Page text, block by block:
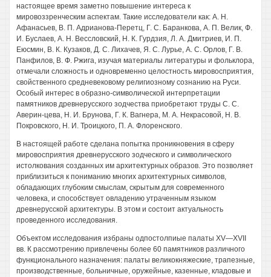
настоящее время заметно повышение интереса к
мировоззренческим аспектам. Такие исследователи как: А. Н.
Афанасьев, В. П. Адрианова-Перетц, Г. С. Баранкова, А. П. Велик, Ф.
И. Буслаев, А. Н. Вессловский, Н. К. Гурдзия, Л. А. Дмитриев, И. П.
Еюсмин, В. К. Кузаков, Д. С. Лихачев, Я. С. Лурье, А. С. Орлов, Г. В.
Панфилов, В. Ф. Ржига, изучая материалы литературы и фольклора,
отмечали сложность и одновременно целостность мировосприятия,
свойственного средневековому религиозному сознанию на Руси.
Особый интерес в образно-символической интерпретации
памятников древнерусского зодчества приобретают труды С. С.
Аверин-цева, Н. И. Брунова, Г. К. Вагнера, М. А. Некрасовой, Н. В.
Покровского, Н. И. Троицкого, П. А. Флоренского.
В настоящей работе сделана попытка проникновения в сферу
мировосприятия древнерусского зодческого и символического
истолкования созданных им архитектурных образов. Это позволяет
приблизиться к пониманию многих архитектурных символов,
обладающих глубоким смыслам, скрытым для современного
человека, и способствует овладению утраченным языком
древнерусской архитектуры. В этом и состоит актуальность
проведенного исследования.
Объектом исследования избраны одпостолпиые палаты XV—XVII
вв. К рассмотрению привлечены более 60 памятников различного
функционального назначения: палаты великокняжеские, трапезные,
производственные, больничные, оружейные, казенные, кладовые и